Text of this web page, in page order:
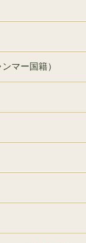
マー国籍）